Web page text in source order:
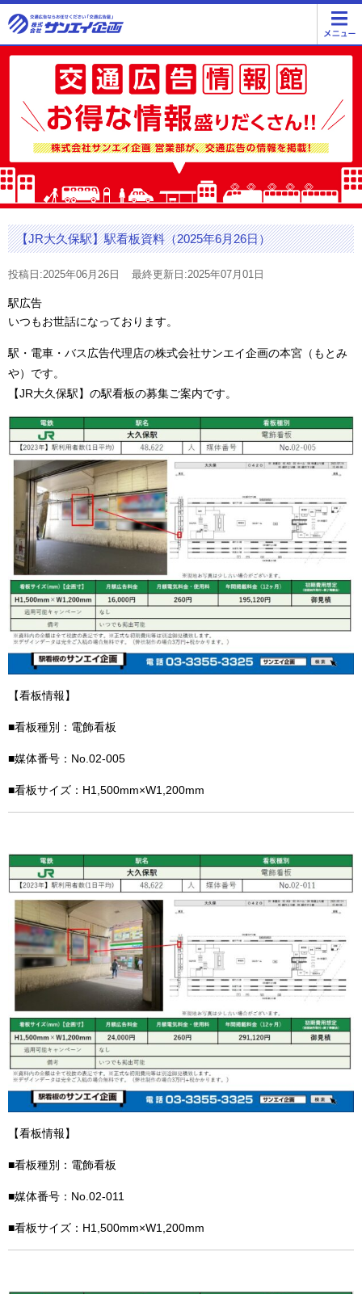
【JR大久保駅】駅看板資料（2025年6月26日）
投稿日:2025年06月26日 最終更新日:2025年07月01日
駅広告
いつもお世話になっております。
駅・電車・バス広告代理店の株式会社サンエイ企画の本宮（もとみ
や）です。
【JR大久保駅】の駅看板の募集ご案内です。
【看板情報】
■看板種別：電飾看板
■媒体番号：No.02-005
■看板サイズ：H1,500mm×W1,200mm
【看板情報】
■看板種別：電飾看板
■媒体番号：No.02-011
■看板サイズ：H1,500mm×W1,200mm